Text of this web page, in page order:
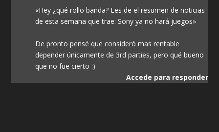
«Hey ¿qué rollo banda? Les de el resumen de noticias
de esta semana que trae: Sony ya no hará juegos»
De pronto pensé que consideró mas rentable
depender únicamente de 3rd parties, pero qué bueno
que no fue cierto :)
Accede para responder